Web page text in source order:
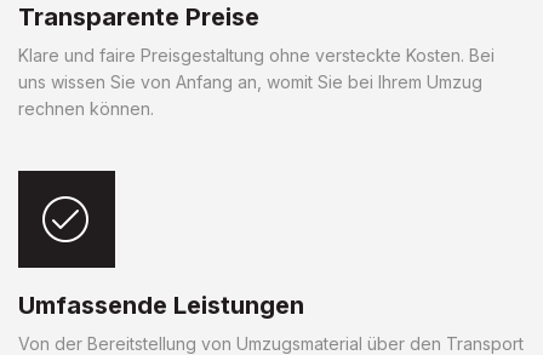
Transparente Preise
Klare und faire Preisgestaltung ohne versteckte Kosten. Bei
uns wissen Sie von Anfang an, womit Sie bei Ihrem Umzug
rechnen können.
Umfassende Leistungen
Von der Bereitstellung von Umzugsmaterial über den Transport